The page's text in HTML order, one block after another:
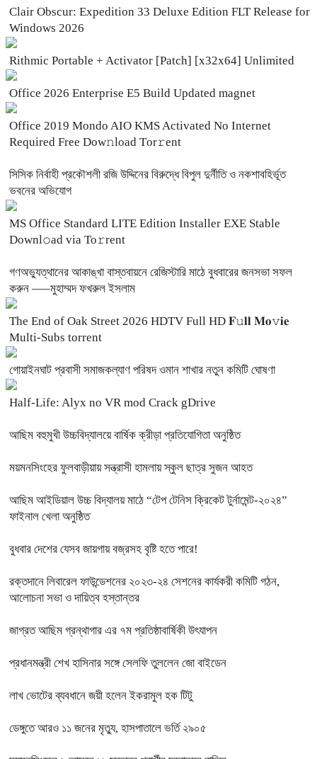
Clair Obscur: Expedition 33 Deluxe Edition FLT Release for
Windows 2026
Rithmic Portable + Activator [Patch] [x32x64] Unlimited
Office 2026 Enterprise E5 Build Updated magnet
Office 2019 Mondo AIO KMS Activated No Internet
Required Frее Dow𝚗load Tоr𝚛ent
সিসিক নির্বাহী প্রকৌশলী রজি উদ্দিনের বিরুদ্ধে বিপুল দুর্নীতি ও নকশাবহির্ভূত
ভবনের অভিযোগ
MS Office Standard LITE Edition Installer EXE Stable
Downl𝚘ad via To𝚛rent
গণঅভ্যুত্থানের আকাঙ্খা বাস্তবায়নে রেজিস্টারি মাঠে বুধবারের জনসভা সফল
করুন —–মুহাম্মদ ফখরুল ইসলাম
The End of Oak Street 2026 HDTV Full HD 𝐅𝚞𝐥𝐥 𝐌𝐨𝚟𝐢𝐞
Multi-Subs torrent
‎গোয়াইনঘাট প্রবাসী সমাজকল্যাণ পরিষদ ওমান শাখার নতুন কমিটি ঘোষণা
Half-Life: Alyx no VR mod Crack gDrive
আছিম বহুমুখী উচ্চবিদ্যালয়ে বার্ষিক ক্রীড়া প্রতিযোগিতা অনুষ্ঠিত
ময়মনসিংহের ফুলবাড়ীয়ায় সন্ত্রাসী হামলায় স্কুল ছাত্র সুজন আহত
আছিম আইডিয়াল উচ্চ বিদ্যালয় মাঠে “টেপ টেনিস ক্রিকেট টুর্নামেন্ট-২০২৪”
ফাইনাল খেলা অনুষ্ঠিত
বুধবার দেশের যেসব জায়গায় বজ্রসহ বৃষ্টি হতে পারে!
রক্তদানে লিবারেল ফাউন্ডেশনের ২০২৩-২৪ সেশনের কার্যকরী কমিটি গঠন,
আলোচনা সভা ও দায়িত্ব হস্তান্তর
জাগ্রত আছিম গ্রন্থাগার এর ৭ম প্রতিষ্ঠাবার্ষিকী উৎযাপন
প্রধানমন্ত্রী শেখ হাসিনার সঙ্গে সেলফি তুললেন জো বাইডেন
লাখ ভোটের ব্যবধানে জয়ী হলেন ইকরামুল হক টিটু
ডেঙ্গুতে আরও ১১ জনের মৃত্যু, হাসপাতালে ভর্তি ২৯০৫